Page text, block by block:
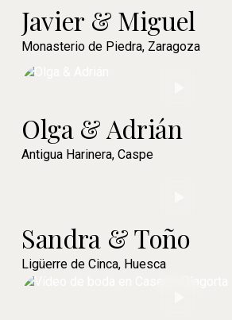
Javier & Miguel
Monasterio de Piedra, Zaragoza
Olga & Adrián
Antigua Harinera, Caspe
Sandra & Toño
Ligüerre de Cinca, Huesca